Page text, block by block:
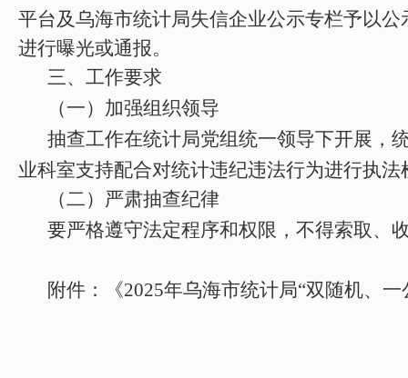
平台及乌海市统计局失信企业公示专栏予以公
进行曝光或通报。
三、工作要求
（一）加强组织领导
抽查工作在统计局党组统一领导下开展，
业科室支持配合对统计违纪违法行为进行执法
（二）严肃抽查纪律
要严格遵守法定程序和权限，不得索取、
附件：《2025年乌海市统计局“双随机、